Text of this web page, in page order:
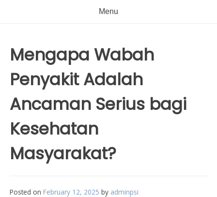
Menu
Mengapa Wabah
Penyakit Adalah
Ancaman Serius bagi
Kesehatan
Masyarakat?
Posted on February 12, 2025 by adminpsi